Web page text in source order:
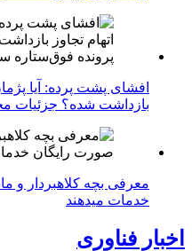
افشای پشت پرده: آیا
بازداشت شده؟ جزئیات
معرفی بچه کلاهبردار و
خدمات میدهند
اخبار فناوری